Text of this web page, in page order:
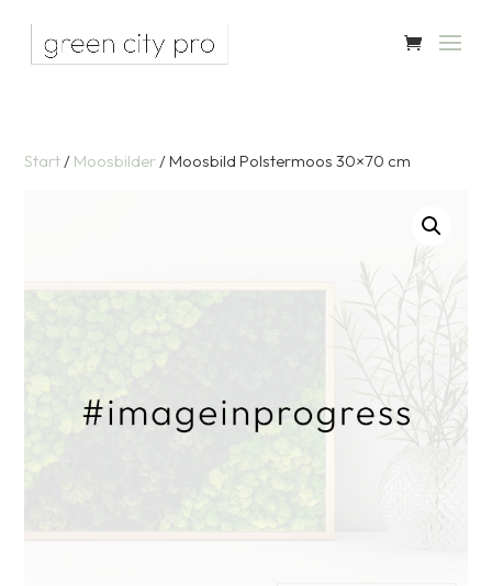
Start/ Moosbilder/ Moosbild Polstermoos 30×70 cm